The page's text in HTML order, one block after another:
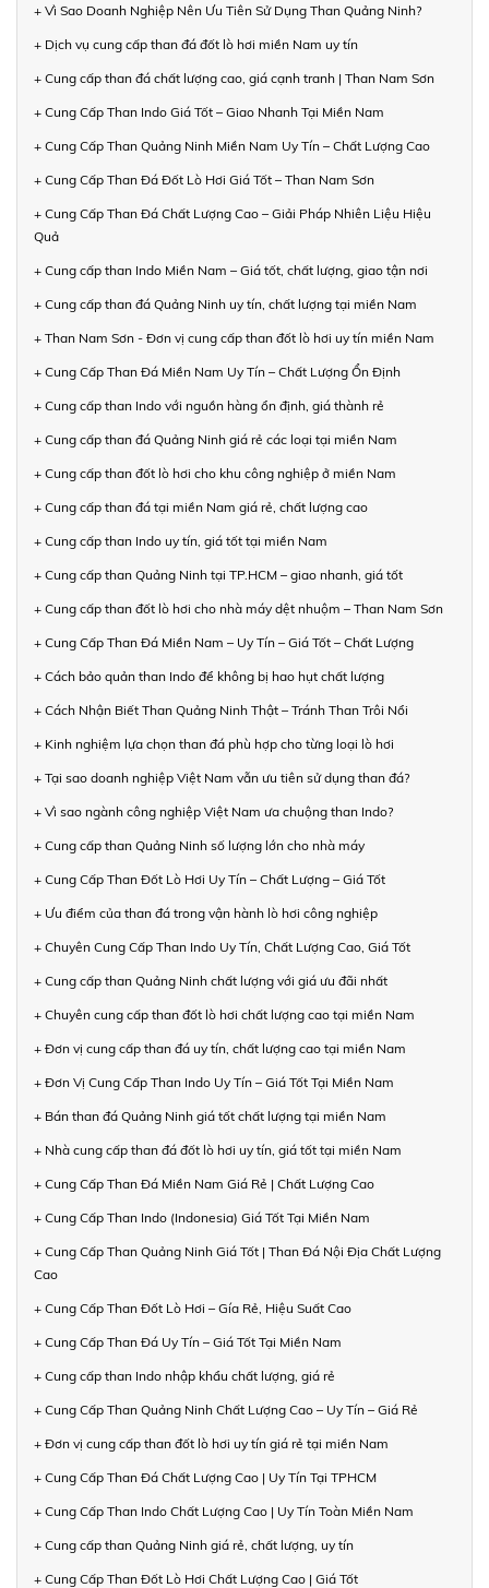
+ Vì Sao Doanh Nghiệp Nên Ưu Tiên Sử Dụng Than Quảng Ninh?
+ Dịch vụ cung cấp than đá đốt lò hơi miền Nam uy tín
+ Cung cấp than đá chất lượng cao, giá cạnh tranh | Than Nam Sơn
+ Cung Cấp Than Indo Giá Tốt – Giao Nhanh Tại Miền Nam
+ Cung Cấp Than Quảng Ninh Miền Nam Uy Tín – Chất Lượng Cao
+ Cung Cấp Than Đá Đốt Lò Hơi Giá Tốt – Than Nam Sơn
+ Cung Cấp Than Đá Chất Lượng Cao – Giải Pháp Nhiên Liệu Hiệu
Quả
+ Cung cấp than Indo Miền Nam – Giá tốt, chất lượng, giao tận nơi
+ Cung cấp than đá Quảng Ninh uy tín, chất lượng tại miền Nam
+ Than Nam Sơn - Đơn vị cung cấp than đốt lò hơi uy tín miền Nam
+ Cung Cấp Than Đá Miền Nam Uy Tín – Chất Lượng Ổn Định
+ Cung cấp than Indo với nguồn hàng ổn định, giá thành rẻ
+ Cung cấp than đá Quảng Ninh giá rẻ các loại tại miền Nam
+ Cung cấp than đốt lò hơi cho khu công nghiệp ở miền Nam
+ Cung cấp than đá tại miền Nam giá rẻ, chất lượng cao
+ Cung cấp than Indo uy tín, giá tốt tại miền Nam
+ Cung cấp than Quảng Ninh tại TP.HCM – giao nhanh, giá tốt
+ Cung cấp than đốt lò hơi cho nhà máy dệt nhuộm – Than Nam Sơn
+ Cung Cấp Than Đá Miền Nam – Uy Tín – Giá Tốt – Chất Lượng
+ Cách bảo quản than Indo để không bị hao hụt chất lượng
+ Cách Nhận Biết Than Quảng Ninh Thật – Tránh Than Trôi Nổi
+ Kinh nghiệm lựa chọn than đá phù hợp cho từng loại lò hơi
+ Tại sao doanh nghiệp Việt Nam vẫn ưu tiên sử dụng than đá?
+ Vì sao ngành công nghiệp Việt Nam ưa chuộng than Indo?
+ Cung cấp than Quảng Ninh số lượng lớn cho nhà máy
+ Cung Cấp Than Đốt Lò Hơi Uy Tín – Chất Lượng – Giá Tốt
+ Ưu điểm của than đá trong vận hành lò hơi công nghiệp
+ Chuyên Cung Cấp Than Indo Uy Tín, Chất Lượng Cao, Giá Tốt
+ Cung cấp than Quảng Ninh chất lượng với giá ưu đãi nhất
+ Chuyên cung cấp than đốt lò hơi chất lượng cao tại miền Nam
+ Đơn vị cung cấp than đá uy tín, chất lượng cao tại miền Nam
+ Đơn Vị Cung Cấp Than Indo Uy Tín – Giá Tốt Tại Miền Nam
+ Bán than đá Quảng Ninh giá tốt chất lượng tại miền Nam
+ Nhà cung cấp than đá đốt lò hơi uy tín, giá tốt tại miền Nam
+ Cung Cấp Than Đá Miền Nam Giá Rẻ | Chất Lượng Cao
+ Cung Cấp Than Indo (Indonesia) Giá Tốt Tại Miền Nam
+ Cung Cấp Than Quảng Ninh Giá Tốt | Than Đá Nội Địa Chất Lượng
Cao
+ Cung Cấp Than Đốt Lò Hơi – Gía Rẻ, Hiệu Suất Cao
+ Cung Cấp Than Đá Uy Tín – Giá Tốt Tại Miền Nam
+ Cung cấp than Indo nhập khẩu chất lượng, giá rẻ
+ Cung Cấp Than Quảng Ninh Chất Lượng Cao – Uy Tín – Giá Rẻ
+ Đơn vị cung cấp than đốt lò hơi uy tín giá rẻ tại miền Nam
+ Cung Cấp Than Đá Chất Lượng Cao | Uy Tín Tại TPHCM
+ Cung Cấp Than Indo Chất Lượng Cao | Uy Tín Toàn Miền Nam
+ Cung cấp than Quảng Ninh giá rẻ, chất lượng, uy tín
+ Cung Cấp Than Đốt Lò Hơi Chất Lượng Cao | Giá Tốt